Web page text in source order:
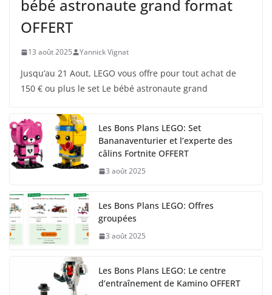
bébé astronaute grand format
OFFERT
13 août 2025 Yannick Vignat
Jusqu’au 21 Aout, LEGO vous offre pour tout achat de
150 € ou plus le set Le bébé astronaute grand
Les Bons Plans LEGO: Set
Bananaventurier et l’experte des
câlins Fortnite OFFERT
3 août 2025
Les Bons Plans LEGO: Offres
groupées
3 août 2025
Les Bons Plans LEGO: Le centre
d’entraînement de Kamino OFFERT